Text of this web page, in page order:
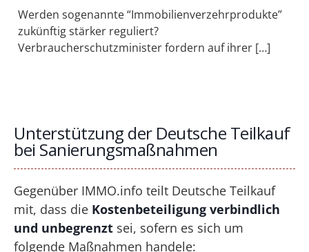
Werden sogenannte “Immobilienverzehrprodukte”
zukünftig stärker reguliert?
Verbraucherschutzminister fordern auf ihrer […]
Unterstützung der Deutsche Teilkauf
bei Sanierungsmaßnahmen
Gegenüber IMMO.info teilt Deutsche Teilkauf
mit, dass die Kostenbeteiligung verbindlich
und unbegrenzt sei, sofern es sich um
folgende Maßnahmen handele: